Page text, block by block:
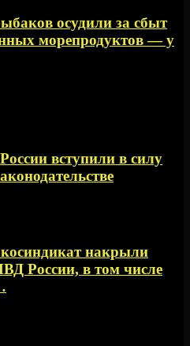
осудили за сбыт
морепродуктов — у
вступили в силу
накрыли
России, в том числе